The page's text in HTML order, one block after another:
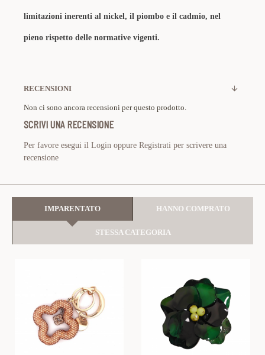
limitazioni inerenti al nickel, il piombo e il cadmio, nel
pieno rispetto delle normative vigenti.
RECENSIONI
Non ci sono ancora recensioni per questo prodotto.
SCRIVI UNA RECENSIONE
Per favore esegui il Login oppure Registrati per scrivere una
recensione
IMPARENTATO HANNO COMPRATO
STESSA CATEGORIA